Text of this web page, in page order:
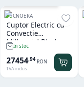
TECNOEKA
Cuptor Electric cu
Convectie
Millennial Black
Mask Gastro 11 tavi
x GN 1/1 Tecnoeka
In stoc
27454,94 RON
TVA inclus